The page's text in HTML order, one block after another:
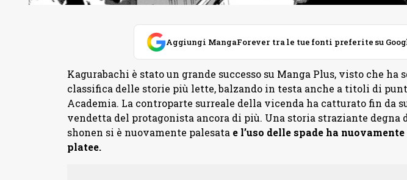
Aggiungi MangaForever tra le tue fonti preferite su
Kagurabachi è stato un grande successo su Manga Plus, visto che ha
classifica delle storie più lette, balzando in testa anche a titoli di
Academia. La controparte surreale della vicenda ha catturato fin da
vendetta del protagonista ancora di più. Una storia straziante degna
shonen si è nuovamente palesata e l’uso delle spade ha
platee.